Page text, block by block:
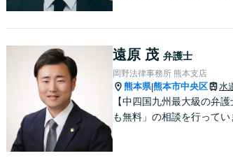
遠原 茂 弁護士
岡野法律事務所 熊本支店
熊本県|熊本市中央区 水
【中四国九州最大級の弁
も無料」の相談を行って